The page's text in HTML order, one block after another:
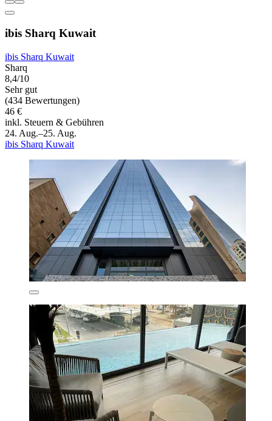
ibis Sharq Kuwait
ibis Sharq Kuwait
Sharq
8,4/10
Sehr gut
(434 Bewertungen)
46 €
inkl. Steuern & Gebühren
24. Aug.–25. Aug.
ibis Sharq Kuwait